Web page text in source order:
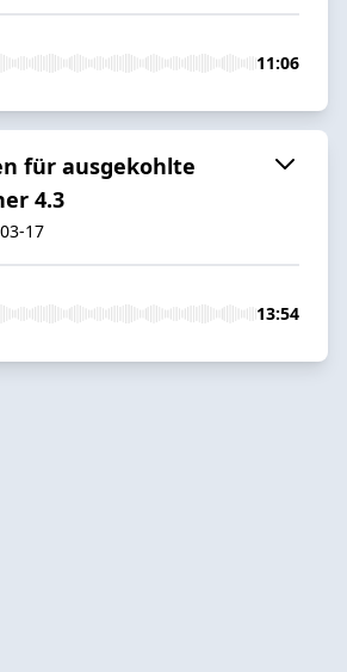
11:06
für ausgekohlte
4.3
17
13:54